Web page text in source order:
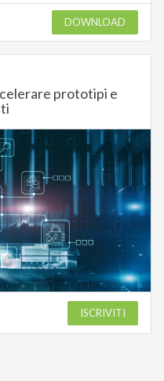
DOWNLOAD
prototipi e
ISCRIVITI